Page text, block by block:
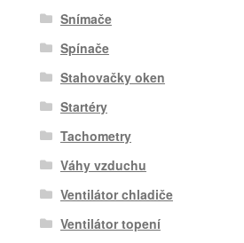
Snímače
Spínače
Stahovačky oken
Startéry
Tachometry
Váhy vzduchu
Ventilátor chladiče
Ventilátor topení